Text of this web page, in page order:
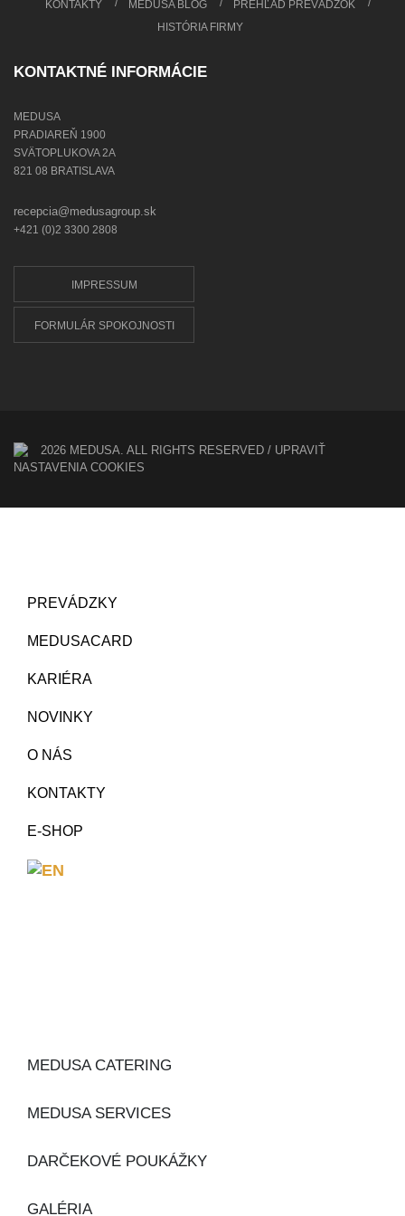
KONTAKTY MEDUSA BLOG
PREHĽAD PREVÁDZOK
HISTÓRIA FIRMY
KONTAKTNÉ INFORMÁCIE
MEDUSA
PRADIAREŇ 1900
SVÄTOPLUKOVA 2A
821 08 BRATISLAVA
recepcia@medusagroup.sk
+421 (0)2 3300 2808
IMPRESSUM
FORMULÁR SPOKOJNOSTI
2026 MEDUSA. ALL RIGHTS RESERVED / UPRAVIŤ
NASTAVENIA COOKIES
PREVÁDZKY
MEDUSACARD
KARIÉRA
NOVINKY
O NÁS
KONTAKTY
E-SHOP
MEDUSA CATERING
MEDUSA SERVICES
DARČEKOVÉ POUKÁŽKY
GALÉRIA